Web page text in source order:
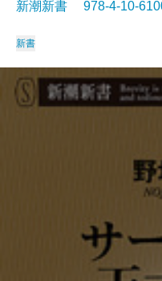
新潮新書 978-4-10-
新書